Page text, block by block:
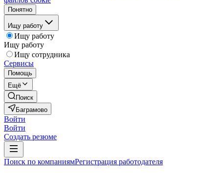
Понятно
Ищу работу
Ищу работу
Ищу работу
Ищу сотрудника
Сервисы
Помощь
Ещё
Поиск
Баграмово
Войти
Войти
Создать резюме
Поиск по компаниямРегистрация работодателя